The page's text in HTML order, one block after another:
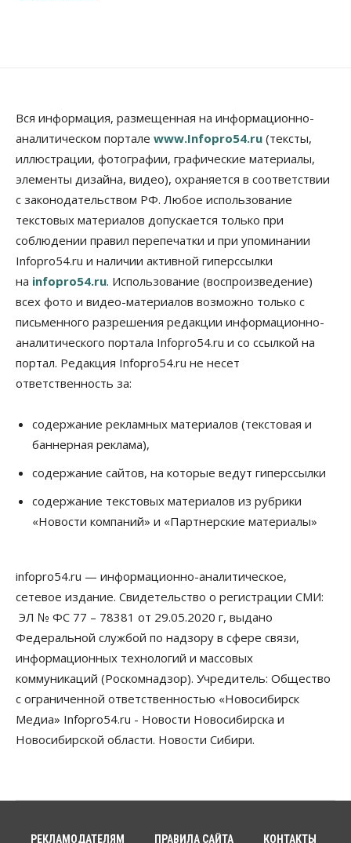
В Новосибирске прошёл митинг
против нового закона о памятниках
07 Августа 2026, 18:00
Бизнес
В аэропорту Толмачёво завершены работы по
бетонированию рулежных дорожек
07 Августа 2026, 17:00
Бизнес Общество
Новосибирцы стали реже оформлять
дома по упрощенной схеме
07 Августа 2026, 16:00
Общество Право&Порядок
Роспотребнадзор изъял почти полторы тонны
мяса в Новосибирской области
Расходы новосибирцев на спорт выросли на 40%
за полгода
07 Августа 2026, 14:35
07 Августа 2026, 14:00
07 Августа 2026, 13:55
Авто Общество
Треть автовладельцев в Новосибирской области
«поставили машины на прикол»
07 Августа 2026, 13:00
Власть
Школы, библиотеки, пешеходные тротуары:
депутаты Госдумы контролируют работы на
социальных объектах
07 Августа 2026, 12:35
Синоптики рассказали о погоде в Новосибирске
Вся информация, размещенная на информационно-
аналитическом портале www.Infopro54.ru (тексты,
иллюстрации, фотографии, графические материалы,
элементы дизайна, видео), охраняется в соответствии
с законодательством РФ. Любое использование
текстовых материалов допускается только при
соблюдении правил перепечатки и при упоминании
Infopro54.ru и наличии активной гиперссылки
на infopro54.ru. Использование (воспроизведение)
всех фото и видео-материалов возможно только с
письменного разрешения редакции информационно-
аналитического портала Infopro54.ru и со ссылкой на
портал. Редакция Infopro54.ru не несет
ответственность за:
содержание рекламных материалов (текстовая и
баннерная реклама),
содержание сайтов, на которые ведут гиперссылки
содержание текстовых материалов из рубрики
«Новости компаний» и «Партнерские материалы»
infopro54.ru — информационно-аналитическое,
сетевое издание. Свидетельство о регистрации СМИ:
ЭЛ № ФС 77 – 78381 от 29.05.2020 г, выдано
Федеральной службой по надзору в сфере связи,
информационных технологий и массовых
коммуникаций (Роскомнадзор). Учредитель: Общество
с ограниченной ответственностью «Новосибирск
Медиа» Infopro54.ru - Новости Новосибирска и
Новосибирской области. Новости Сибири.
РЕКЛАМОДАТЕЛЯМ ПРАВИЛА САЙТА КОНТАКТЫ